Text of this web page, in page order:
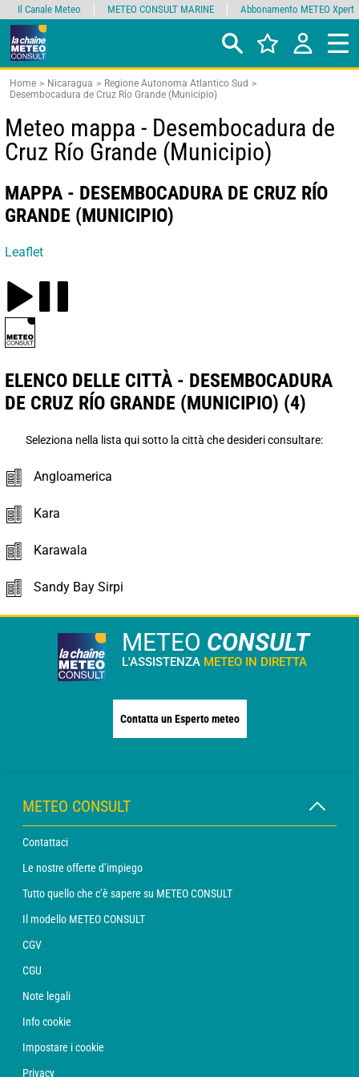
Home Nicaragua
Regione Autonoma Atlantico Sud
Desembocadura de Cruz Río Grande (Municipio)
Meteo mappa - Desembocadura de
Cruz Río Grande (Municipio)
MAPPA - DESEMBOCADURA DE CRUZ RÍO
GRANDE (MUNICIPIO)
Leaflet
ELENCO DELLE CITTÀ - DESEMBOCADURA
DE CRUZ RÍO GRANDE (MUNICIPIO) (4)
Seleziona nella lista qui sotto la città che desideri consultare:
Angloamerica
Kara
Karawala
Sandy Bay Sirpi
METEO CONSULT
L'ASSISTENZA METEO IN DIRETTA
Contatta un Esperto meteo
METEO CONSULT
Contattaci
Le nostre offerte d’impiego
Tutto quello che c’è sapere su METEO CONSULT
Il modello METEO CONSULT
CGV
CGU
Note legali
Info cookie
Impostare i cookie
Privacy
Il Canale Meteo METEO CONSULT MARINE Abbonamento METEO Xpert